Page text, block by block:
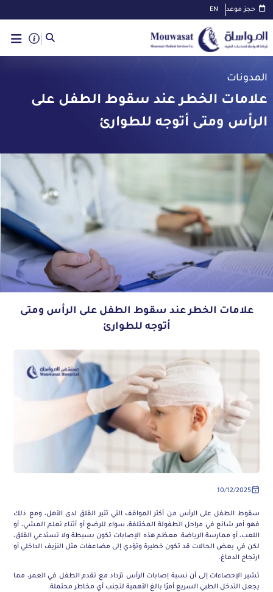
حجز موعد EN
المدونات
علامات الخطر عند سقوط الطفل على
الرأس ومتى أتوجه للطوارئ
علامات الخطر عند سقوط الطفل على الرأس ومتى
أتوجه للطوارئ
10/12/2025
سقوط الطفل على الرأس من أكثر المواقف التي تثير القلق لدى الأهل، ومع ذلك
فهو أمر شائع في مراحل الطفولة المختلفة، سواء للرضع أو أثناء تعلم المشي، أو
اللعب، أو ممارسة الرياضة. معظم هذه الإصابات تكون بسيطة ولا تستدعي القلق،
لكن في بعض الحالات قد تكون خطيرة وتؤدي إلى مضاعفات مثل النزيف الداخلي أو
ارتجاج الدماغ.
تشير الإحصاءات إلى أن نسبة إصابات الرأس تزداد مع تقدم الطفل في العمر، مما
يجعل التدخل الطبي السريع أمرًا بالغ الأهمية لتجنب أي مخاطر محتملة.